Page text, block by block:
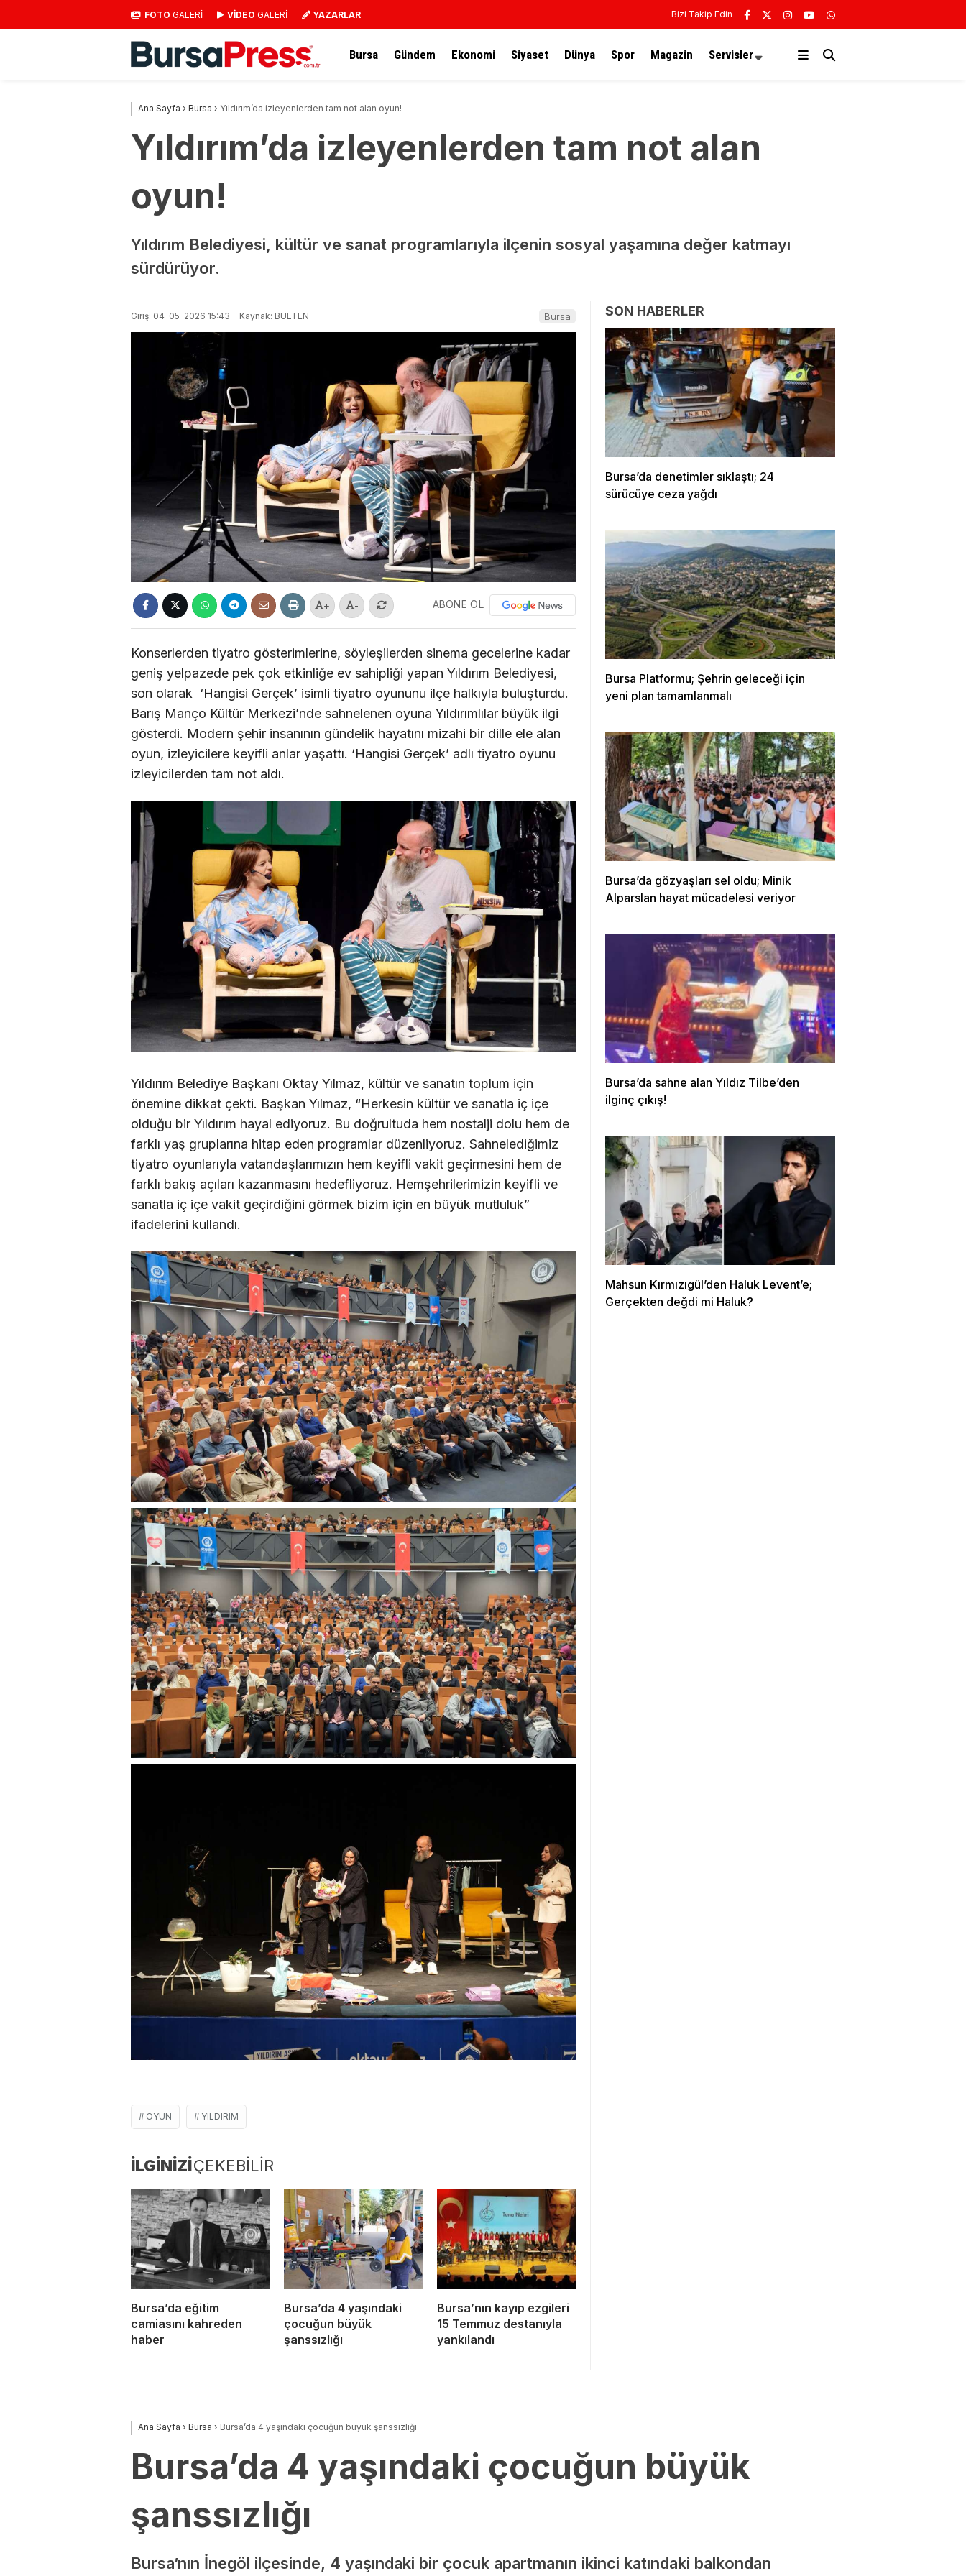
FOTO GALERİ VİDEO GALERİ YAZARLAR Bizi Takip Edin
Bursa Gündem Ekonomi Siyaset Dünya Spor Magazin Servisler
Ana Sayfa › Bursa › Yıldırım’da izleyenlerden tam not alan oyun!
Yıldırım’da izleyenlerden tam not alan
oyun!
Yıldırım Belediyesi, kültür ve sanat programlarıyla ilçenin sosyal yaşamına değer katmayı
sürdürüyor.
Giriş: 04-05-2026 15:43 Kaynak: BULTEN Bursa
+ - ABONE OL
Konserlerden tiyatro gösterimlerine, söyleşilerden sinema gecelerine kadar
geniş yelpazede pek çok etkinliğe ev sahipliği yapan Yıldırım Belediyesi,
son olarak ‘Hangisi Gerçek’ isimli tiyatro oyununu ilçe halkıyla buluşturdu.
Barış Manço Kültür Merkezi’nde sahnelenen oyuna Yıldırımlılar büyük ilgi
gösterdi. Modern şehir insanının gündelik hayatını mizahi bir dille ele alan
oyun, izleyicilere keyifli anlar yaşattı. ‘Hangisi Gerçek’ adlı tiyatro oyunu
izleyicilerden tam not aldı.
Yıldırım Belediye Başkanı Oktay Yılmaz, kültür ve sanatın toplum için
önemine dikkat çekti. Başkan Yılmaz, “Herkesin kültür ve sanatla iç içe
olduğu bir Yıldırım hayal ediyoruz. Bu doğrultuda hem nostalji dolu hem de
farklı yaş gruplarına hitap eden programlar düzenliyoruz. Sahnelediğimiz
tiyatro oyunlarıyla vatandaşlarımızın hem keyifli vakit geçirmesini hem de
farklı bakış açıları kazanmasını hedefliyoruz. Hemşehrilerimizin keyifli ve
sanatla iç içe vakit geçirdiğini görmek bizim için en büyük mutluluk”
ifadelerini kullandı.
OYUN YILDIRIM
İLGİNİZİÇEKEBİLİR
Bursa’da eğitim
camiasını kahreden
haber
Bursa’da 4 yaşındaki
çocuğun büyük
şanssızlığı
Bursa’nın kayıp ezgileri
15 Temmuz destanıyla
yankılandı
SON HABERLER
Bursa’da denetimler sıklaştı; 24
sürücüye ceza yağdı
Bursa Platformu; Şehrin geleceği için
yeni plan tamamlanmalı
Bursa’da gözyaşları sel oldu; Minik
Alparslan hayat mücadelesi veriyor
Bursa’da sahne alan Yıldız Tilbe’den
ilginç çıkış!
Mahsun Kırmızıgül’den Haluk Levent’e;
Gerçekten değdi mi Haluk?
Ana Sayfa › Bursa › Bursa’da 4 yaşındaki çocuğun büyük şanssızlığı
Bursa’da 4 yaşındaki çocuğun büyük
şanssızlığı
Bursa’nın İnegöl ilçesinde, 4 yaşındaki bir çocuk apartmanın ikinci katındaki balkondan